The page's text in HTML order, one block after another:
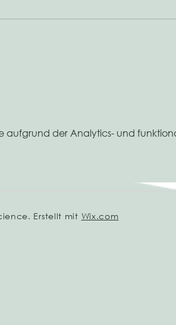
aufgrund der Analytics- und
Erstellt mit Wix.com